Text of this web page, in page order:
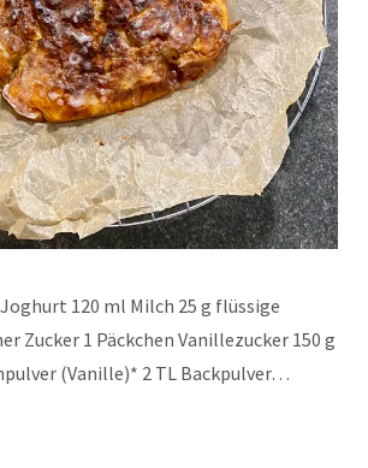
120 ml Milch 25 g flüssige
Zucker 1 Päckchen Vanillezucker 150 g
(Vanille)* 2 TL Backpulver…